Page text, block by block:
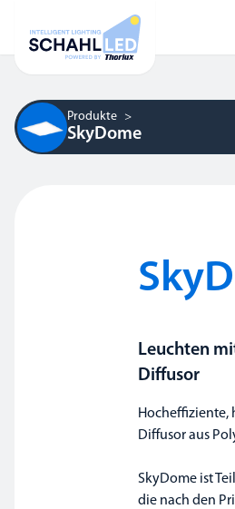
Produkte
SkyDome
Leuchten
Diffusor
Diffusor aus
SkyDome ist
die nach den